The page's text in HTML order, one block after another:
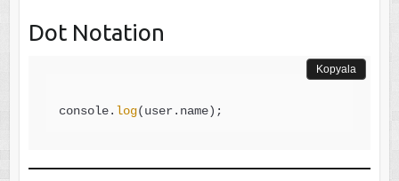
Dot Notation
console. log
Kopyala